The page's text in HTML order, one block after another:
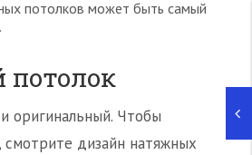
потолков может быть самый
оригинальный. Чтобы
смотрите дизайн натяжных